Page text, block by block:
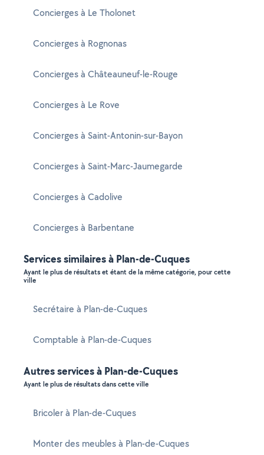
Concierges à Le Tholonet
Concierges à Rognonas
Concierges à Châteauneuf-le-Rouge
Concierges à Le Rove
Concierges à Saint-Antonin-sur-Bayon
Concierges à Saint-Marc-Jaumegarde
Concierges à Cadolive
Concierges à Barbentane
Services similaires à Plan-de-Cuques
Ayant le plus de résultats et étant de la même catégorie, pour cette
ville
Secrétaire à Plan-de-Cuques
Comptable à Plan-de-Cuques
Autres services à Plan-de-Cuques
Ayant le plus de résultats dans cette ville
Bricoler à Plan-de-Cuques
Monter des meubles à Plan-de-Cuques